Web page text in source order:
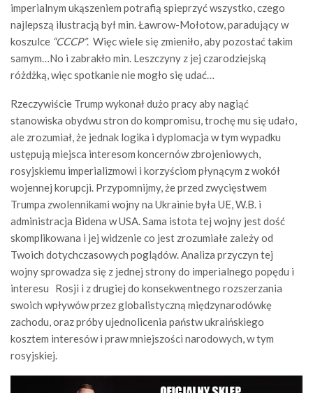
imperialnym ukąszeniem potrafią spieprzyć wszystko, czego
najlepszą ilustracją był min. Ławrow-Mołotow, paradujący w
koszulce “CCCP”. Więc wiele się zmieniło, aby pozostać takim
samym…No i zabrakło min. Leszczyny z jej czarodziejską
różdżką, więc spotkanie nie mogło się udać…
Rzeczywiście Trump wykonał dużo pracy aby nagiąć
stanowiska obydwu stron do kompromisu, trochę mu się udało,
ale zrozumiał, że jednak logika i dyplomacja w tym wypadku
ustępują miejsca interesom koncernów zbrojeniowych,
rosyjskiemu imperializmowi i korzyściom płynącym z wokół
wojennej korupcji. Przypomnijmy, że przed zwycięstwem
Trumpa zwolennikami wojny na Ukrainie była UE, W.B. i
administracja Bidena w USA. Sama istota tej wojny jest dość
skomplikowana i jej widzenie co jest zrozumiałe zależy od
Twoich dotychczasowych poglądów. Analiza przyczyn tej
wojny sprowadza się z jednej strony do imperialnego popędu i
interesu Rosji i z drugiej do konsekwentnego rozszerzania
swoich wpływów przez globalistyczną międzynarodówkę
zachodu, oraz próby ujednolicenia państw ukraińskiego
kosztem interesów i praw mniejszości narodowych, w tym
rosyjskiej.